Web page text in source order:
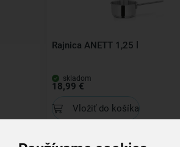
Rajnica ANETT 1,25 l
skladom
18,99 €
Vložiť do košíka